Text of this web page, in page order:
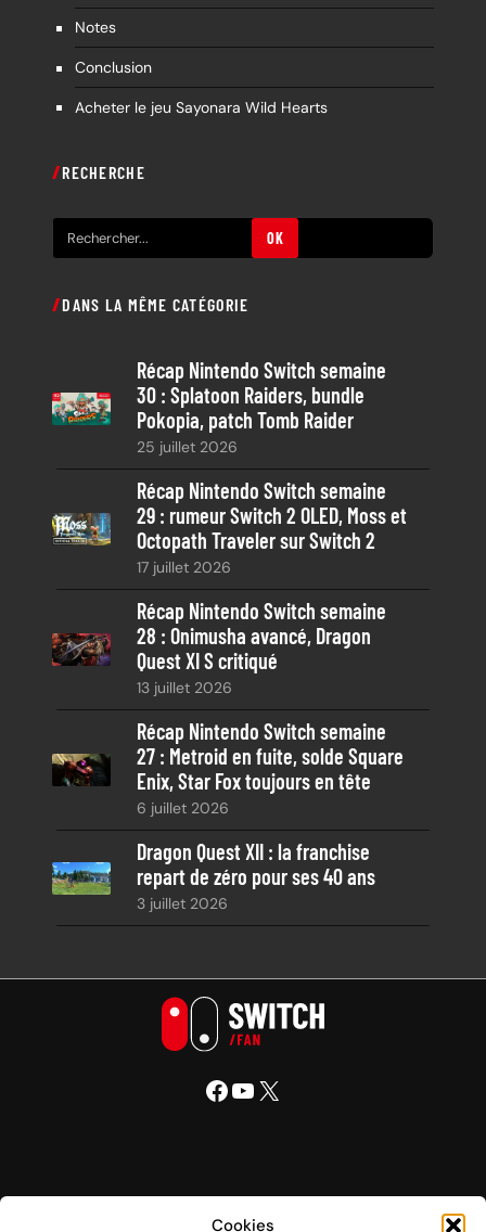
Notes
Conclusion
Acheter le jeu Sayonara Wild Hearts
RECHERCHE
R
h
c
h
OK
DANS LA MÊME CATÉGORIE
Récap Nintendo Switch semaine
30 : Splatoon Raiders, bundle
Pokopia, patch Tomb Raider
25 juillet 2026
Récap Nintendo Switch semaine
29 : rumeur Switch 2 OLED, Moss et
Octopath Traveler sur Switch 2
17 juillet 2026
Récap Nintendo Switch semaine
28 : Onimusha avancé, Dragon
Quest XI S critiqué
13 juillet 2026
Récap Nintendo Switch semaine
27 : Metroid en fuite, solde Square
Enix, Star Fox toujours en tête
6 juillet 2026
Dragon Quest XII : la franchise
repart de zéro pour ses 40 ans
3 juillet 2026
Facebook YouTube X
Nintendo Switch Fan